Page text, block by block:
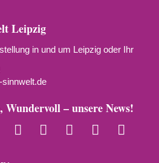
Leipzig
in und um Leipzig oder Ihr
– unsere News!